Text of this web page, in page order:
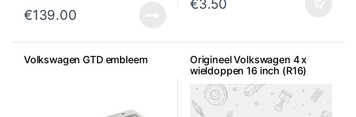
€139.00
€3.50
Volkswagen GTD embleem
Origineel Volkswagen 4 x
wieldoppen 16 inch (R16)